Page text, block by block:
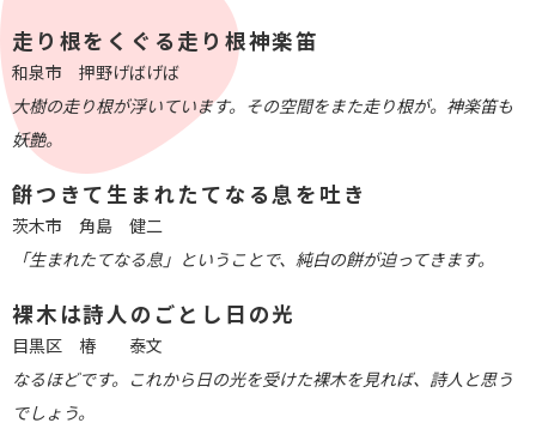
走り根をくぐる走り根神楽笛
和泉市 押野げばげば
大樹の走り根が浮いています。その空間をまた走り根が。神楽笛も
妖艶。
餠つきて生まれたてなる息を吐き
茨木市 角島 健二
「生まれたてなる息」ということで、純白の餅が迫ってきます。
裸木は詩人のごとし日の光
目黒区 椿 泰文
なるほどです。これから日の光を受けた裸木を見れば、詩人と思う
でしょう。